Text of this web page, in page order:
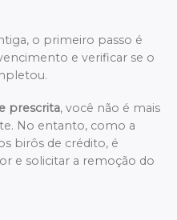
o primeiro passo é
e verificar se o
prescrita, você não é mais
No entanto, como a
birôs de crédito, é
e solicitar a remoção do